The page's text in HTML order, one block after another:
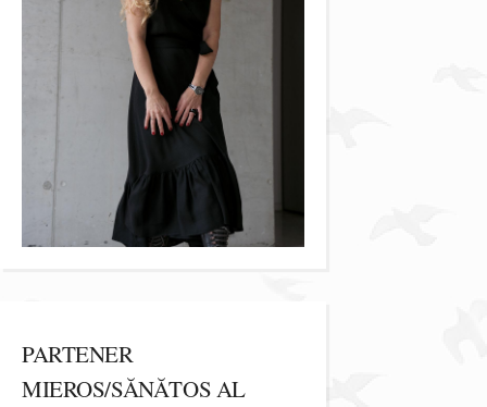
PARTENER
MIEROS/SĂNĂTOS AL